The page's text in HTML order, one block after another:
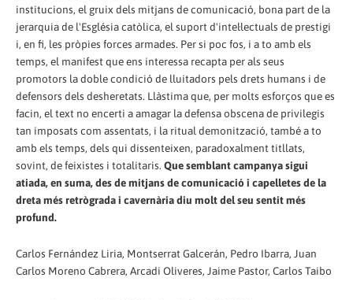
institucions, el gruix dels mitjans de comunicació, bona part de la
jerarquia de l'Església catòlica, el suport d'intel·lectuals de prestigi
i, en fi, les pròpies forces armades. Per si poc fos, i a to amb els
temps, el manifest que ens interessa recapta per als seus
promotors la doble condició de lluitadors pels drets humans i de
defensors dels desheretats. Llàstima que, per molts esforços que es
facin, el text no encerti a amagar la defensa obscena de privilegis
tan imposats com assentats, i la ritual demonització, també a to
amb els temps, dels qui dissenteixen, paradoxalment titllats,
sovint, de feixistes i totalitaris. Que semblant campanya sigui
atiada, en suma, des de mitjans de comunicació i capelletes de la
dreta més retrògrada i cavernària diu molt del seu sentit més
profund.
Carlos Fernández Liria, Montserrat Galcerán, Pedro Ibarra, Juan
Carlos Moreno Cabrera, Arcadi Oliveres, Jaime Pastor, Carlos Taibo